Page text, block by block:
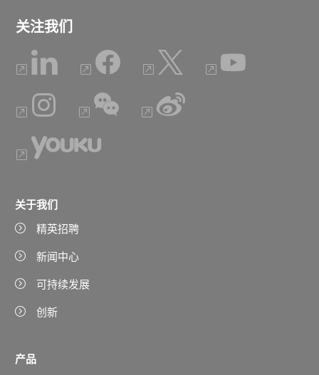
关注我们
关于我们
精英招聘
新闻中心
可持续发展
创新
产品